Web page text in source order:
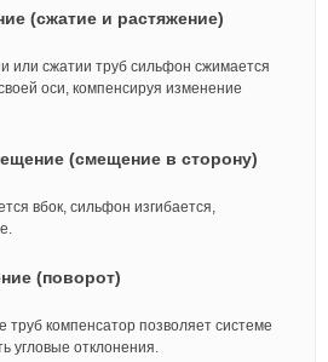
(сжатие и растяжение)
или сжатии труб сильфон сжимается
оси, компенсируя изменение
(смещение в сторону)
вбок, сильфон изгибается,
(поворот)
труб компенсатор позволяет системе
угловые отклонения.